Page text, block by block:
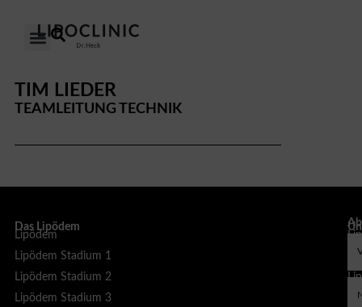
TIM LIEDER
TEAMLEITUNG TECHNIK
Das Lipödem
Lipödem
Lipödem Stadium 1
Lipödem Stadium 2
Lipödem Stadium 3